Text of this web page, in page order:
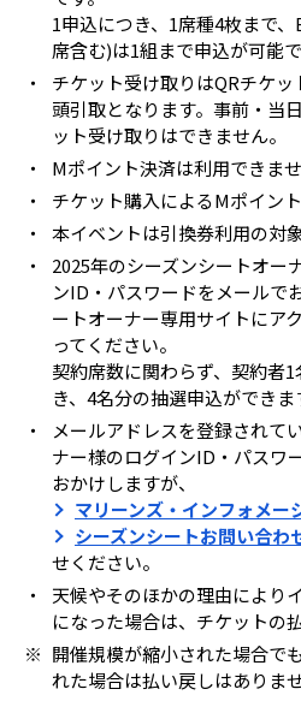
1申込につき、1席種4枚まで
席含む)は1組まで申込が可能で
・
チケット受け取りはQRチケ
頭引取となります。事前・当
ット受け取りはできません。
・
Mポイント決済は利用できませ
・
チケット購入によるMポイン
・
本イベントは引換券利用の対象
・
2025年のシーズンシートオー
ンID・パスワードをメールで
ートオーナー専用サイトにア
ってください。
契約席数に関わらず、契約者
き、4名分の抽選申込ができま
・
メールアドレスを登録されて
ナー様のログインID・パスワ
おかけしますが、
マリーンズ・インフォメー
シーズンシートお問い合わ
せください。
・
天候やそのほかの理由により
になった場合は、チケットの
※ 開催規模が縮小された場合で
れた場合は払い戻しはありませ